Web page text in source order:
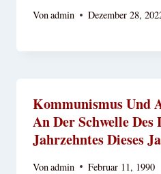
Vonadmin Dezember 28,
Kommunismus Und
An Der Schwelle Des
Jahrzehntes Dieses
Vonadmin Februar 11, 1990